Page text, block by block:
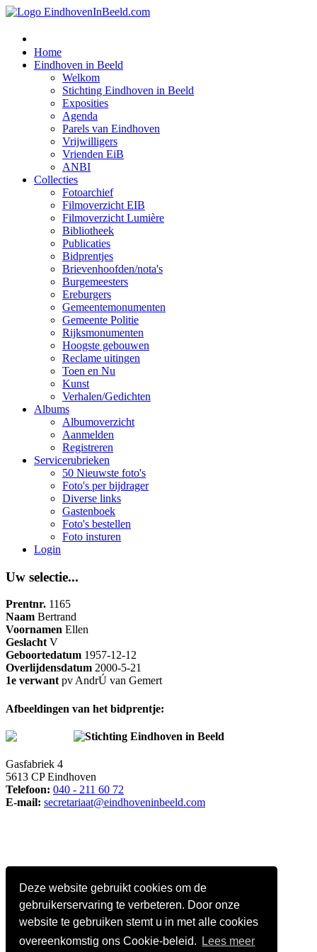
Deze website gebruikt cookies om de
gebruikerservaring te verbeteren. Door onze
website te gebruiken stemt u in met alle cookies
overeenkomstig ons Cookie-beleid.
Lees meer
Home
Eindhoven in Beeld
Welkom
Stichting Eindhoven in Beeld
Exposities
Agenda
Parels van Eindhoven
Vrijwilligers
Vrienden EiB
ANBI
Collecties
Fotoarchief
Filmoverzicht EIB
Filmoverzicht Lumière
Bibliotheek
Publicaties
Bidprentjes
Brievenhoofden/nota's
Burgemeesters
Ereburgers
Gemeentemonumenten
Gemeente Politie
Rijksmonumenten
Hoogste gebouwen
Reclame uitingen
Toen en Nu
Kunst
Verhalen/Gedichten
Albums
Albumoverzicht
Aanmelden
Registreren
Servicerubrieken
50 Nieuwste foto's
Foto's per bijdrager
Diverse links
Gastenboek
Foto's bestellen
Foto insturen
Login
Uw selectie...
Prentnr. 1165
Naam Bertrand
Voornamen Ellen
GeslachtV
Geboortedatum 1957-12-12
Overlijdensdatum 2000-5-21
1e verwantpv AndrÚ van Gemert
Afbeeldingen van het bidprentje:
Stichting Eindhoven in Beeld
Gasfabriek 4
5613 CP Eindhoven
Telefoon: 040 - 211 60 72
E-mail: secretariaat@eindhoveninbeeld.com